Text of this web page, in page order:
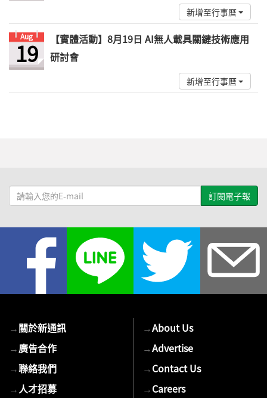
新增至行事曆
Aug
19
【實體活動】8月19日 AI無人載具關鍵技術應用
研討會
新增至行事曆
請
輸
→關於新通訊
→廣告合作
→聯絡我們
→人才招募
→About Us
→Advertise
→Contact Us
→Careers